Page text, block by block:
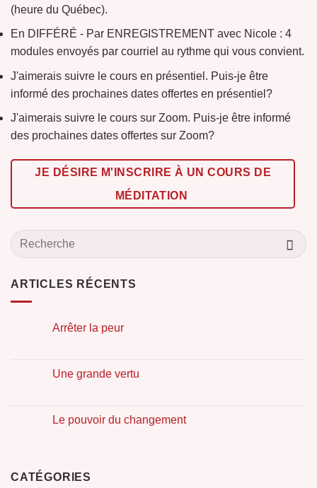
(heure du Québec).
En DIFFÉRÉ - Par ENREGISTREMENT avec Nicole : 4
modules envoyés par courriel au rythme qui vous convient.
J'aimerais suivre le cours en présentiel. Puis-je être
informé des prochaines dates offertes en présentiel?
J'aimerais suivre le cours sur Zoom. Puis-je être informé
des prochaines dates offertes sur Zoom?
JE DÉSIRE M'INSCRIRE À UN COURS DE
MÉDITATION
ARTICLES RÉCENTS
Arrêter la peur
Une grande vertu
Le pouvoir du changement
CATÉGORIES